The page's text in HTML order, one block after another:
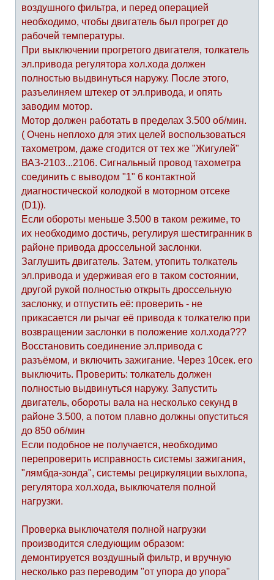
воздушного фильтра, и перед операцией
необходимо, чтобы двигатель был прогрет до
рабочей температуры.
При выключении прогретого двигателя, толкатель
эл.привода регулятора хол.хода должен
полностью выдвинуться наружу. После этого,
разъелиняем штекер от эл.привода, и опять
заводим мотор.
Мотор должен работать в пределах 3.500 об/мин.
( Очень неплохо для этих целей воспользоваться
тахометром, даже сгодится от тех же "Жигулей"
ВАЗ-2103...2106. Сигнальный провод тахометра
соединить с выводом "1" 6 контактной
диагностической колодкой в моторном отсеке
(D1)).
Если обороты меньше 3.500 в таком режиме, то
их необходимо достичь, регулируя шестигранник в
районе привода дроссельной заслонки.
Заглушить двигатель. Затем, утопить толкатель
эл.привода и удерживая его в таком состоянии,
другой рукой полностью открыть дроссельную
заслонку, и отпустить её: проверить - не
прикасается ли рычаг её привода к толкателю при
возвращении заслонки в положение хол.хода???
Восстановить соединение эл.привода с
разъёмом, и включить зажигание. Через 10сек. его
выключить. Проверить: толкатель должен
полностью выдвинуться наружу. Запустить
двигатель, обороты вала на несколько секунд в
районе 3.500, а потом плавно должны опуститься
до 850 об/мин
Если подобное не получается, необходимо
перепроверить исправность системы зажигания,
"лямбда-зонда", системы рециркуляции выхлопа,
регулятора хол.хода, выключателя полной
нагрузки.
Проверка выключателя полной нагрузки
производится следующим образом:
демонтируется воздушный фильтр, и вручную
несколько раз переводим "от упора до упора"